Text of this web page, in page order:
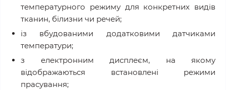
температурного режиму для конкретних видів
тканин, білизни чи речей;
із вбудованими додатковими датчиками
температури;
з електронним дисплеєм, на якому
відображаються встановлені режими
прасування;